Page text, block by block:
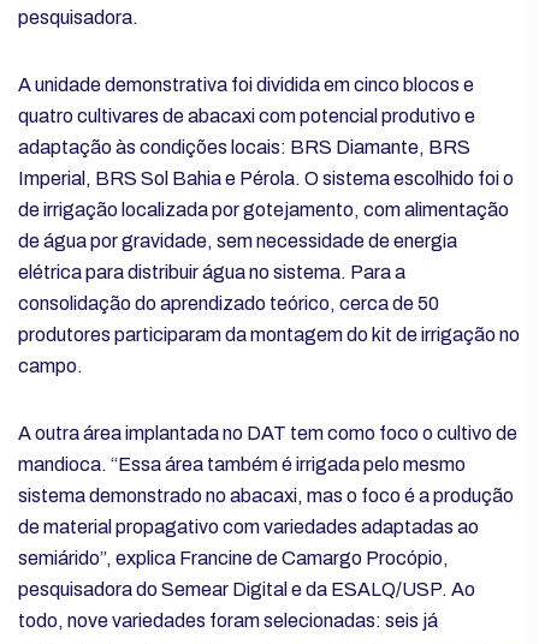
pesquisadora.
A unidade demonstrativa foi dividida em cinco blocos e
quatro cultivares de abacaxi com potencial produtivo e
adaptação às condições locais: BRS Diamante, BRS
Imperial, BRS Sol Bahia e Pérola. O sistema escolhido foi o
de irrigação localizada por gotejamento, com alimentação
de água por gravidade, sem necessidade de energia
elétrica para distribuir água no sistema. Para a
consolidação do aprendizado teórico, cerca de 50
produtores participaram da montagem do kit de irrigação no
campo.
A outra área implantada no DAT tem como foco o cultivo de
mandioca. “Essa área também é irrigada pelo mesmo
sistema demonstrado no abacaxi, mas o foco é a produção
de material propagativo com variedades adaptadas ao
semiárido”, explica Francine de Camargo Procópio,
pesquisadora do Semear Digital e da ESALQ/USP. Ao
todo, nove variedades foram selecionadas: seis já